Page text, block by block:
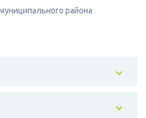
района